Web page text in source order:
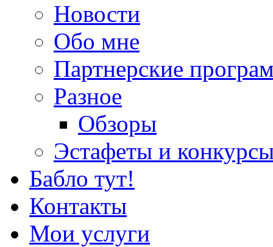
Новости
Обо мне
Партнерские
Разное
Обзоры
Эстафеты и
Бабло тут!
Контакты
Мои услуги